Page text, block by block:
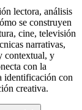
lectora, análisis
se construyen
cine, televisión
narrativas,
contextual, y
con la
identificación con
creativa.